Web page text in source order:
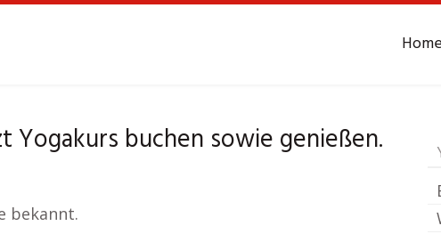
Yoga Ochtmersleben
Yogakurs buchen sowie genießen.
bekannt.